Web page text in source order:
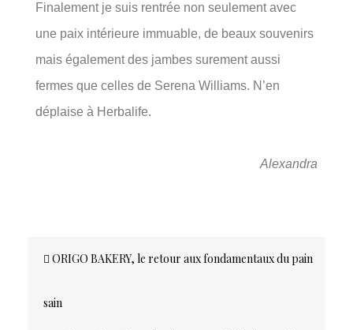
Finalement je suis rentrée non seulement avec
une paix intérieure immuable, de beaux souvenirs
mais également des jambes surement aussi
fermes que celles de Serena Williams. N’en
déplaise à Herbalife.
Alexandra
ORIGO BAKERY, le retour aux fondamentaux du pain
sain